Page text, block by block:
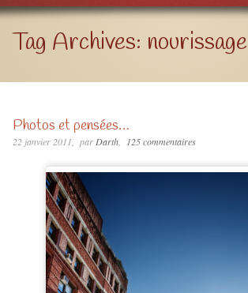
Aller à:
Tag Archives: nourissage
Photos et pensées…
22 janvier 2011 parDarth 125 commentaires